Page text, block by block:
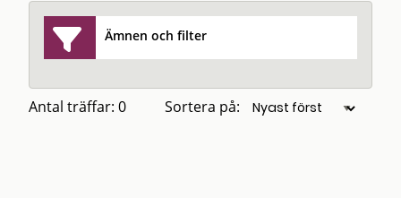
Ämnen och filter
Antal träffar: 0 Sortera på: